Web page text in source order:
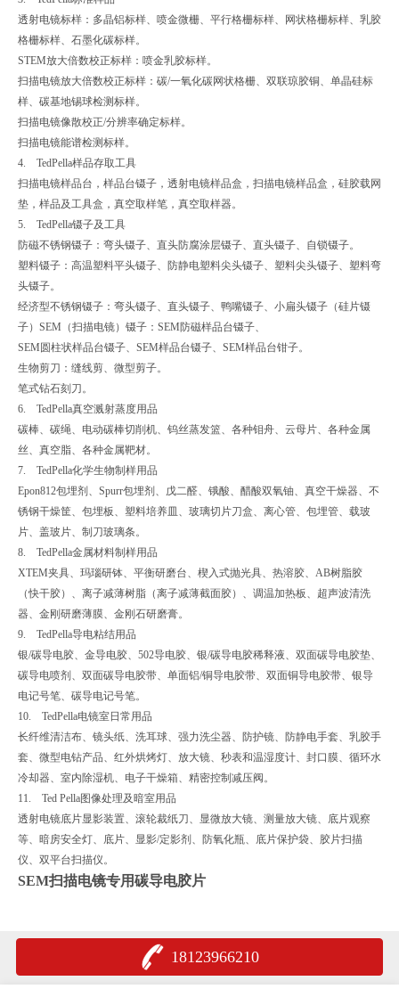
透射电镜标样：多晶铝标样、喷金微栅、平行格栅标样、网状格栅标样、乳胶
格栅标样、石墨化碳标样。
STEM放大倍数校正标样：喷金乳胶标样。
扫描电镜放大倍数校正标样：碳/一氧化碳网状格栅、双联琼胶铜、单晶硅标
样、碳基地锡球检测标样。
扫描电镜像散校正/分辨率确定标样。
扫描电镜能谱检测标样。
4. TedPella样品存取工具
扫描电镜样品台，样品台镊子，透射电镜样品盒，扫描电镜样品盒，硅胶载网
垫，样品及工具盒，真空取样笔，真空取样器。
5. TedPella镊子及工具
防磁不锈钢镊子：弯头镊子、直头防腐涂层镊子、直头镊子、自锁镊子。
塑料镊子：高温塑料平头镊子、防静电塑料尖头镊子、塑料尖头镊子、塑料弯
头镊子。
经济型不锈钢镊子：弯头镊子、直头镊子、鸭嘴镊子、小扁头镊子（硅片镊
子）SEM（扫描电镜）镊子：SEM防磁样品台镊子、
SEM圆柱状样品台镊子、SEM样品台镊子、SEM样品台钳子。
生物剪刀：缝线剪、微型剪子。
笔式钻石刻刀。
6. TedPella真空溅射蒸度用品
碳棒、碳绳、电动碳棒切削机、钨丝蒸发篮、各种钼舟、云母片、各种金属
丝、真空脂、各种金属靶材。
7. TedPella化学生物制样用品
Epon812包埋剂、Spurr包埋剂、戊二醛、锇酸、醋酸双氧铀、真空干燥器、不
锈钢干燥筐、包埋板、塑料培养皿、玻璃切片刀盒、离心管、包埋管、载玻
片、盖玻片、制刀玻璃条。
8. TedPella金属材料制样用品
XTEM夹具、玛瑙研钵、平衡研磨台、楔入式抛光具、热溶胶、AB树脂胶
（快干胶）、离子减薄树脂（离子减薄截面胶）、调温加热板、超声波清洗
器、金刚研磨薄膜、金刚石研磨膏。
9. TedPella导电粘结用品
银/碳导电胶、金导电胶、502导电胶、银/碳导电胶稀释液、双面碳导电胶垫、
碳导电喷剂、双面碳导电胶带、单面铝/铜导电胶带、双面铜导电胶带、银导
电记号笔、碳导电记号笔。
10. TedPella电镜室日常用品
长纤维清洁布、镜头纸、洗耳球、强力洗尘器、防护镜、防静电手套、乳胶手
套、微型电钻产品、红外烘烤灯、放大镜、秒表和温湿度计、封口膜、循环水
冷却器、室内除湿机、电子干燥箱、精密控制减压阀。
11. Ted Pella图像处理及暗室用品
透射电镜底片显影装置、滚轮裁纸刀、显微放大镜、测量放大镜、底片观察
等、暗房安全灯、底片、显影/定影剂、防氧化瓶、底片保护袋、胶片扫描
仪、双平台扫描仪。
SEM扫描电镜专用碳导电胶片
18123966210